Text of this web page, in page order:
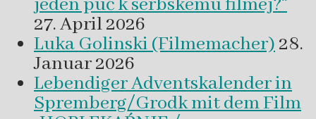
jeden puć k serbskemu filmej?“
27. April 2026
Luka Golinski (Filmemacher)28.
Januar 2026
Lebendiger Adventskalender in
Spremberg/Grodk mit dem Film